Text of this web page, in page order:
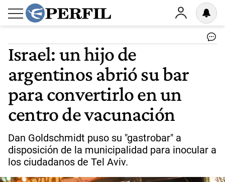
Israel: un hijo de
argentinos abrió su bar
para convertirlo en un
centro de vacunación
Dan Goldschmidt puso su "gastrobar" a
disposición de la municipalidad para inocular a
los ciudadanos de Tel Aviv.